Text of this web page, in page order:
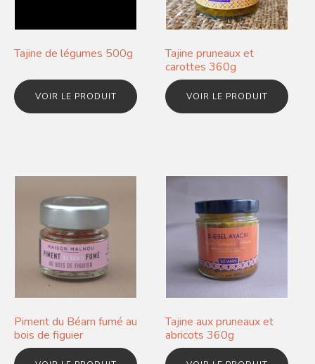
Tajine de légumes 500g
VOIR LE PRODUIT
Tajine pruneaux et
carottes 360g
VOIR LE PRODUIT
Piment du Béarn fumé au
bois de figuier
Tajine aux pruneaux et
abricots 360g